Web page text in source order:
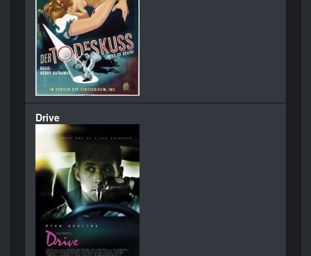
Drive